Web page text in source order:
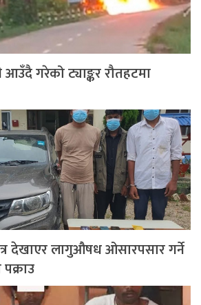
आउँदै गरेको ट्याङ्कर रौतहटमा
देखाएर लागुऔषध ओसारपसार गर्ने